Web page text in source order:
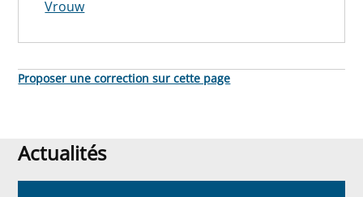
Vrouw
Proposer une correction sur cette page
Actualités
Actualités